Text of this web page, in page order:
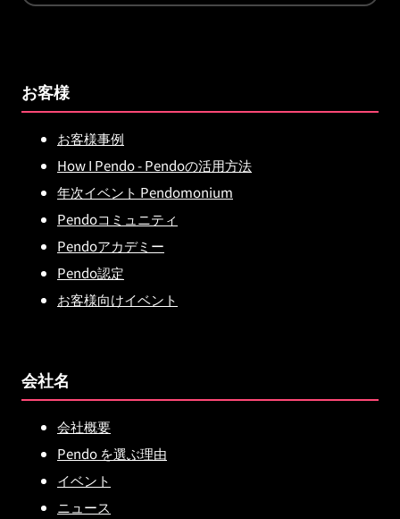
お客様
お客様事例
How I Pendo - Pendoの活用方法
年次イベント Pendomonium
Pendoコミュニティ
Pendoアカデミー
Pendo認定
お客様向けイベント
会社名
会社概要
Pendo を選ぶ理由
イベント
ニュース